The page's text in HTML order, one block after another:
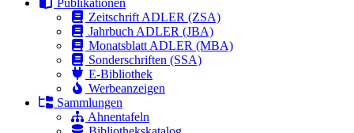
Publikationen
Zeitschrift ADLER (ZSA)
Jahrbuch ADLER (JBA)
Monatsblatt ADLER (MBA)
Sonderschriften (SSA)
E-Bibliothek
Werbeanzeigen
Sammlungen
Ahnentafeln